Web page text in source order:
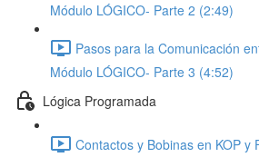
Módulo LÓGICO- Parte 2 (2:49)
Pasos para la Comunicación
Módulo LÓGICO- Parte 3 (4:52)
Lógica Programada
Contactos y Bobinas en KOP y